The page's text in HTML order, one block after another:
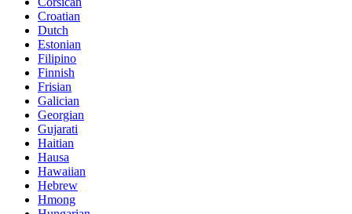
Croatian
Dutch
Estonian
Filipino
Finnish
Frisian
Galician
Georgian
Gujarati
Haitian
Hausa
Hawaiian
Hebrew
Hmong